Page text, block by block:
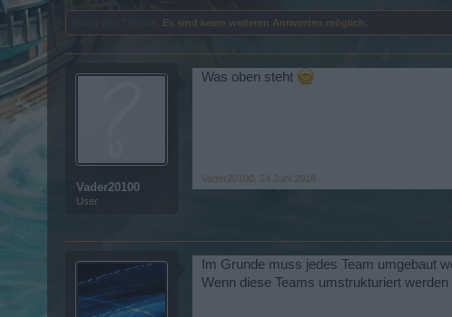
Es sind keine weiteren Antworten möglich.
Vader20100
User
Was oben steht
Vader20100 24 Juni 2018
Im Grunde muss jedes Team umgebaut
Wenn diese Teams umstrukturiert